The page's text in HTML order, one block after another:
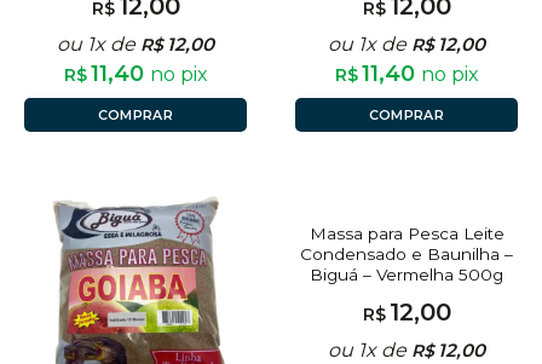
R$ 12,00
ou 1x de R$ 12,00
R$11,40 no pix
COMPRAR
R$ 12,00
ou 1x de R$ 12,00
R$11,40 no pix
COMPRAR
Massa para Pesca Leite
Condensado e Baunilha –
Biguá – Vermelha 500g
R$ 12,00
ou 1x de R$ 12,00